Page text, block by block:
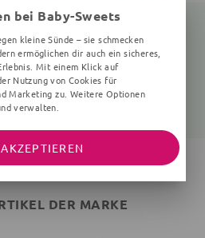
Puppe Pippi Langstrumpf
300x190x80 mm, 30 cm, 10+ Monate, bunt
€ 35,90 € 18,89 €
DER MARKE
bei Baby-Sweets
kleine Sünde – sie schmecken
ermöglichen dir auch ein sicheres,
Mit einem Klick auf
Nutzung von Cookies für
Marketing zu. Weitere Optionen
verwalten.